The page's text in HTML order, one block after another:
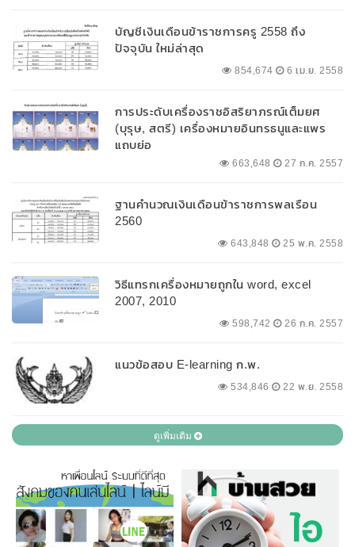
บัญชีเงินเดือนข้าราชการครู 2558 ถึง
ปัจจุบัน ใหม่ล่าสุด
854,674 6 เม.ย. 2558
การประดับเครื่องราชอิสริยาภรณ์เต็มยศ
(บุรุษ, สตรี) เครื่องหมายอินทรธนูและแพร
แถบย่อ
663,648 27 ก.ค. 2557
ฐานคำนวณเงินเดือนข้าราชการพลเรือน
2560
643,848 25 พ.ค. 2558
วิธีแทรกเครื่องหมายถูกใน word, excel
2007, 2010
598,742 26 ก.ค. 2557
แนวข้อสอบ E-learning ก.พ.
534,846 22 พ.ย. 2558
ดูเพิ่มเติม